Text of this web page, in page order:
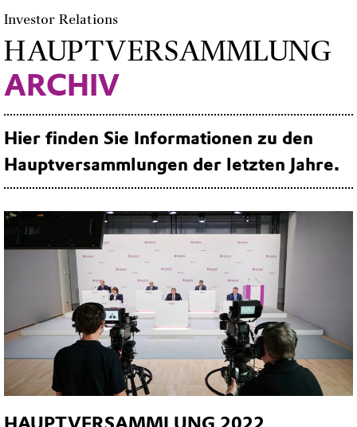
Investor Relations
HAUPTVERSAMMLUNG
ARCHIV
Hier finden Sie Informationen zu den
Hauptversammlungen der letzten Jahre.